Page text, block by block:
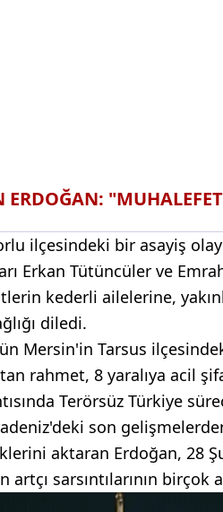
ERDOĞAN:
ilçesindeki bir asayiş
Erkan Tütüncüler ve
kederli ailelerine,
diledi.
Mersin'in Tarsus
rahmet, 8 yaralıya acil
Terörsüz Türkiye
son
aktaran Erdoğan, 28
artçı sarsıntılarının